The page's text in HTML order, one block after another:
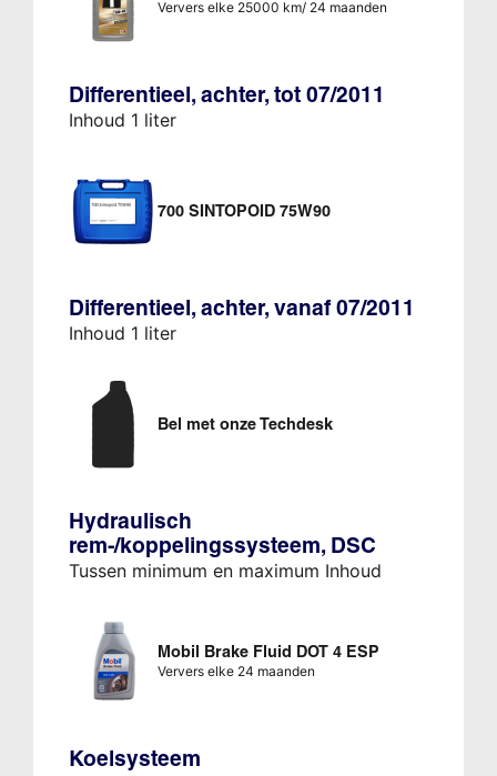
Ververs elke 25000 km/ 24 maanden
Differentieel, achter, tot 07/2011
Inhoud 1 liter
700 SINTOPOID 75W90
Differentieel, achter, vanaf 07/2011
Inhoud 1 liter
Bel met onze Techdesk
Hydraulisch
rem-/koppelingssysteem, DSC
Tussen minimum en maximum Inhoud
Mobil Brake Fluid DOT 4 ESP
Ververs elke 24 maanden
Koelsysteem